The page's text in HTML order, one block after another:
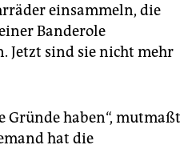
einsammeln, die
Banderole
Jetzt sind sie nicht mehr
Gründe haben“, mutmaßt
hat die